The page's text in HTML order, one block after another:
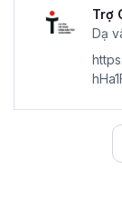
Trợ
Dạ